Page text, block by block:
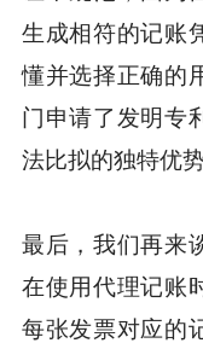
生成相符的记账
懂并选择正确的
门申请了发明专
法比拟的独特优势
最后，我们再来
在使用代理记账
每张发票对应的